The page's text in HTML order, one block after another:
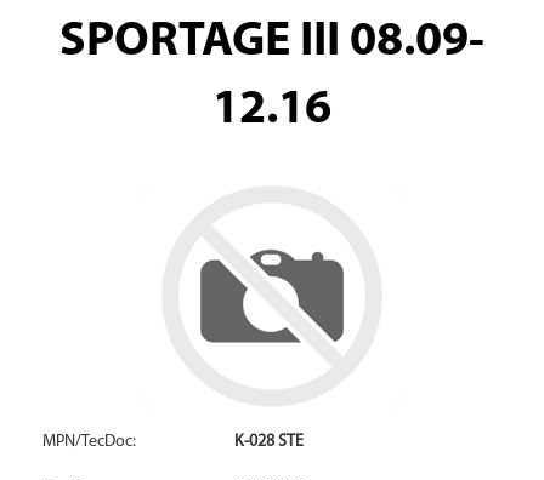
SPORTAGE III 08.09-
12.16
MPN/TecDoc: K-028 STE